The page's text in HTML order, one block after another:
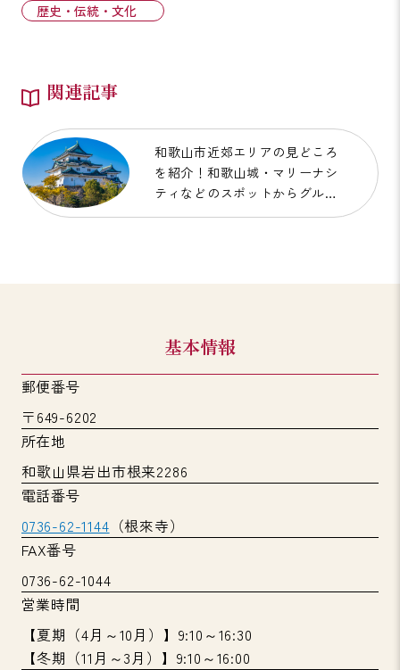
歴史・伝統・文化
関連記事
和歌山市近郊エリアの見どころ
を紹介！和歌山城・マリーナシ
ティなどのスポットからグルメ
まで、おすすめ情報満載！
基本情報
郵便番号
〒649-6202
所在地
和歌山県岩出市根来2286
電話番号
0736-62-1144 （根來寺）
FAX番号
0736-62-1044
営業時間
【夏期（4月～10月）】9:10～16:30
【冬期（11月～3月）】9:10～16:00